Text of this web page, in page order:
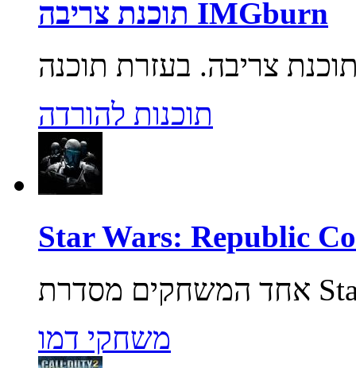
תוכנת צריבה IMGburn
תוכנות להורדה
משחקי דמו